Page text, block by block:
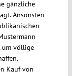
gänzliche
Ansonsten
um völlige
Kauf von